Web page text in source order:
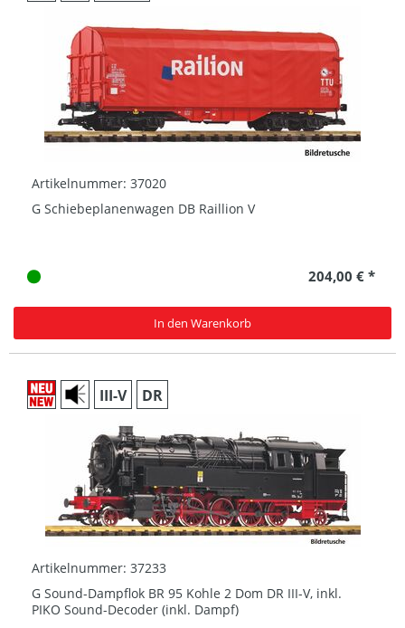
Artikelnummer: 37020
G Schiebeplanenwagen DB Raillion V
204,00 € *
In den Warenkorb
III-V DR
Artikelnummer: 37233
G Sound-Dampflok BR 95 Kohle 2 Dom DR III-V, inkl.
PIKO Sound-Decoder (inkl. Dampf)